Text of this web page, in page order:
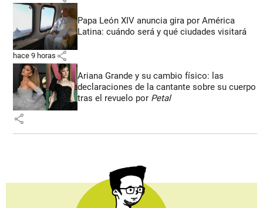
Papa León XIV anuncia gira por América
Latina: cuándo será y qué ciudades visitará
hace 9 horas share
Ariana Grande y su cambio físico: las
declaraciones de la cantante sobre su cuerpo
tras el revuelo por Petal
share